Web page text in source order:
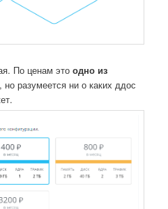
По ценам этоодно из
, но разумеется ни о каких ддос